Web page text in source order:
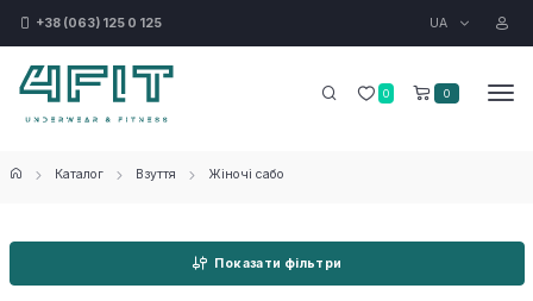
+38 (063) 125 0 125 UA
0 0
Каталог Взуття Жіночі сабо
Показати фільтри